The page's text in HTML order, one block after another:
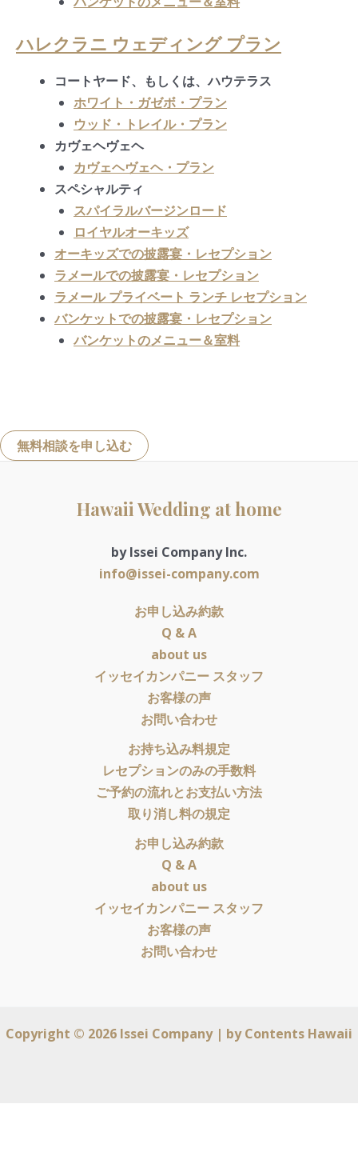
ハレクラニ ウェディング プラン
コートヤード、もしくは、ハウテラス
ホワイト・ガゼボ・プラン
ウッド・トレイル・プラン
カヴェヘヴェヘ
カヴェヘヴェヘ・プラン
スペシャルティ
スパイラルバージンロード
ロイヤルオーキッズ
オーキッズでの披露宴・レセプション
ラメールでの披露宴・レセプション
ラメール プライベート ランチ レセプション
バンケットでの披露宴・レセプション
バンケットのメニュー＆室料
無料相談を申し込む
Hawaii Wedding at home
by Issei Company Inc.
info@issei-company.com
お申し込み約款
Q & A
about us
イッセイカンパニー スタッフ
お客様の声
お問い合わせ
お持ち込み料規定
レセプションのみの手数料
ご予約の流れとお支払い方法
取り消し料の規定
お申し込み約款
Q & A
about us
イッセイカンパニー スタッフ
お客様の声
お問い合わせ
Copyright © 2026 Issei Company | byContents Hawaii